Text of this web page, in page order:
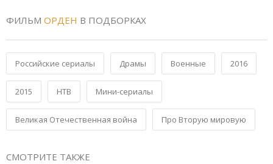
ФИЛЬМ ОРДЕН В ПОДБОРКАХ
Российские сериалы Драмы Военные 2016
2015 НТВ Мини-сериалы
Великая Отечественная война Про Вторую мировую
СМОТРИТЕ ТАКЖЕ